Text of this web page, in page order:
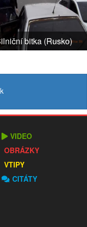
bitka (Rusko)
VIDEO
OBRÁZKY
VTIPY
CITÁTY